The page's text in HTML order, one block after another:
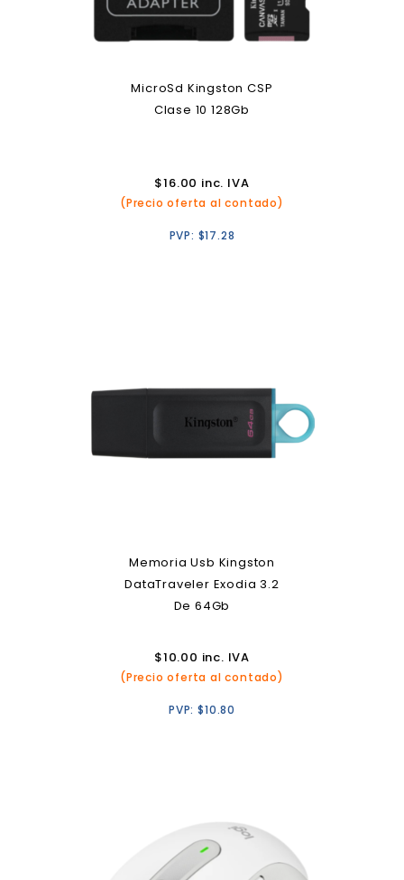
MicroSd Kingston CSP
Clase 10 128Gb
$16.00 inc. IVA
(Precio oferta al contado)
PVP: $17.28
Memoria Usb Kingston
DataTraveler Exodia 3.2
De 64Gb
$10.00 inc. IVA
(Precio oferta al contado)
PVP:$10.80